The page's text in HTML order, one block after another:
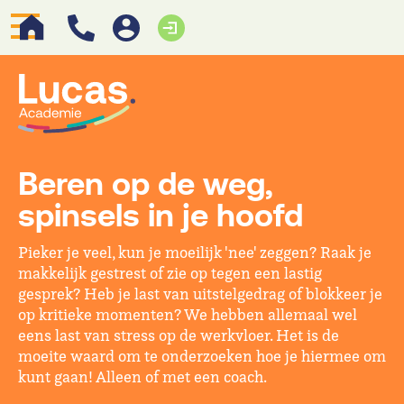
Beren op de weg,
spinsels in je hoofd
Pieker je veel, kun je moeilijk 'nee' zeggen? Raak je
makkelijk gestrest of zie op tegen een lastig
gesprek? Heb je last van uitstelgedrag of blokkeer je
op kritieke momenten? We hebben allemaal wel
eens last van stress op de werkvloer. Het is de
moeite waard om te onderzoeken hoe je hiermee om
kunt gaan! Alleen of met een coach.